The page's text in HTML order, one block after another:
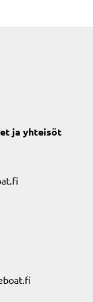
ja yhteisöt